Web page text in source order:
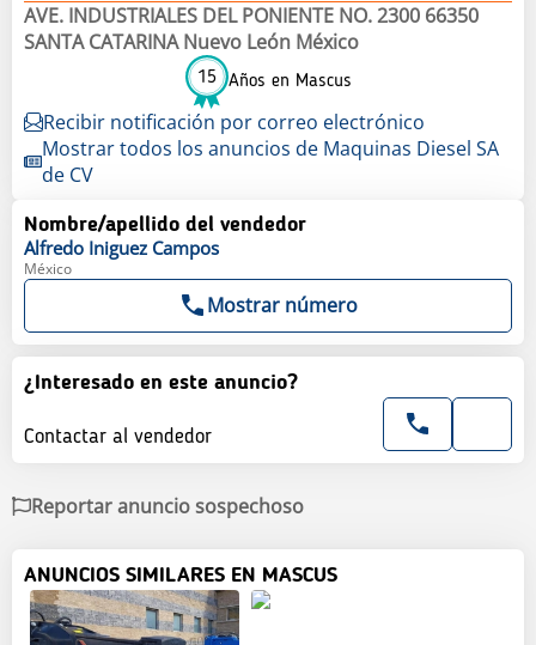
AVE. INDUSTRIALES DEL PONIENTE NO. 2300 66350
SANTA CATARINA Nuevo León México
15 Años en Mascus
Recibir notificación por correo electrónico
Mostrar todos los anuncios de Maquinas Diesel SA
de CV
Nombre/apellido del vendedor
Alfredo Iniguez Campos
México
Mostrar número
¿Interesado en este anuncio?
Contactar al vendedor
Reportar anuncio sospechoso
ANUNCIOS SIMILARES EN MASCUS